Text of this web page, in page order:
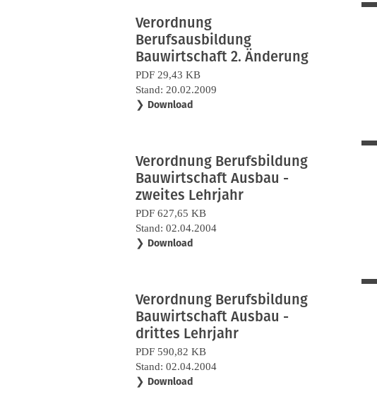
Verordnung
Berufsausbildung
Bauwirtschaft 2. Änderung
PDF 29,43 KB
Stand: 20.02.2009
❯ Download
Verordnung Berufsbildung
Bauwirtschaft Ausbau -
zweites Lehrjahr
PDF 627,65 KB
Stand: 02.04.2004
❯ Download
Verordnung Berufsbildung
Bauwirtschaft Ausbau -
drittes Lehrjahr
PDF 590,82 KB
Stand: 02.04.2004
❯ Download